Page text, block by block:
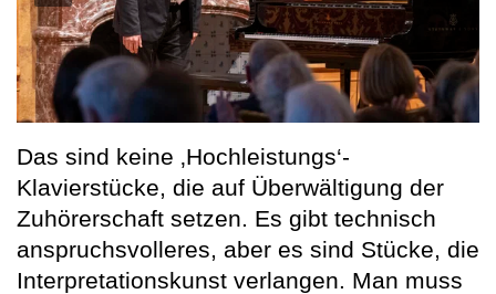
Das sind keine ‚Hochleistungs‘-
Klavierstücke, die auf Überwältigung der
Zuhörerschaft setzen. Es gibt technisch
anspruchsvolleres, aber es sind Stücke, die
Interpretationskunst verlangen. Man muss